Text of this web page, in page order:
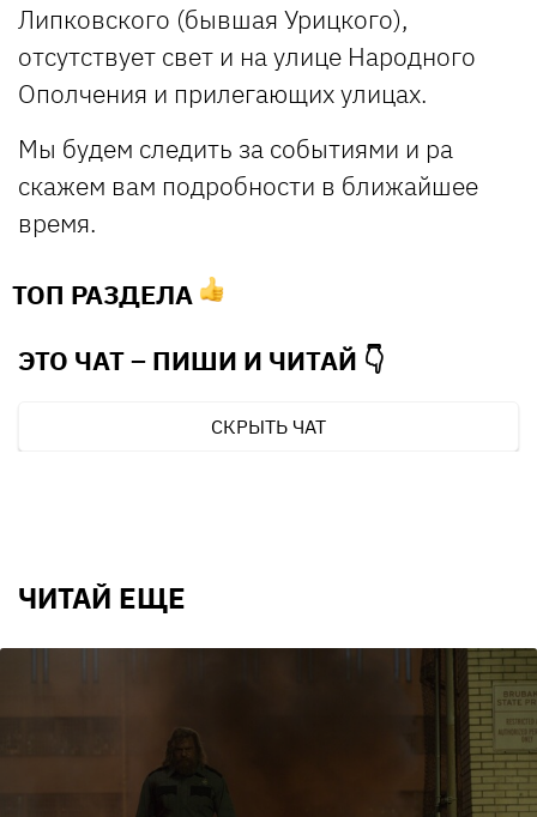
Липковского (бывшая Урицкого),
отсутствует свет и на улице Народного
Ополчения и прилегающих улицах.
Мы будем следить за событиями и ра
скажем вам подробности в ближайшее
время.
ТОП РАЗДЕЛА
ЭТО ЧАТ – ПИШИ И ЧИТАЙ 👇
СКРЫТЬ ЧАТ
ЧИТАЙ ЕЩЕ